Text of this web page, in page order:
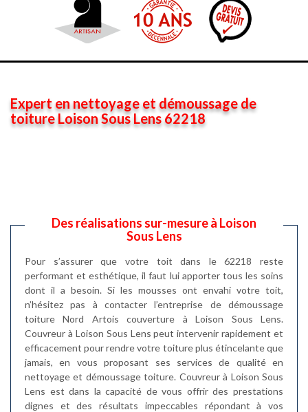
Expert en nettoyage et démoussage de
toiture Loison Sous Lens 62218
Des réalisations sur-mesure à Loison
Sous Lens
Pour s’assurer que votre toit dans le 62218 reste
performant et esthétique, il faut lui apporter tous les soins
dont il a besoin. Si les mousses ont envahi votre toit,
n’hésitez pas à contacter l’entreprise de démoussage
toiture Nord Artois couverture à Loison Sous Lens.
Couvreur à Loison Sous Lens peut intervenir rapidement et
efficacement pour rendre votre toiture plus étincelante que
jamais, en vous proposant ses services de qualité en
nettoyage et démoussage toiture. Couvreur à Loison Sous
Lens est dans la capacité de vous offrir des prestations
dignes et des résultats impeccables répondant à vos